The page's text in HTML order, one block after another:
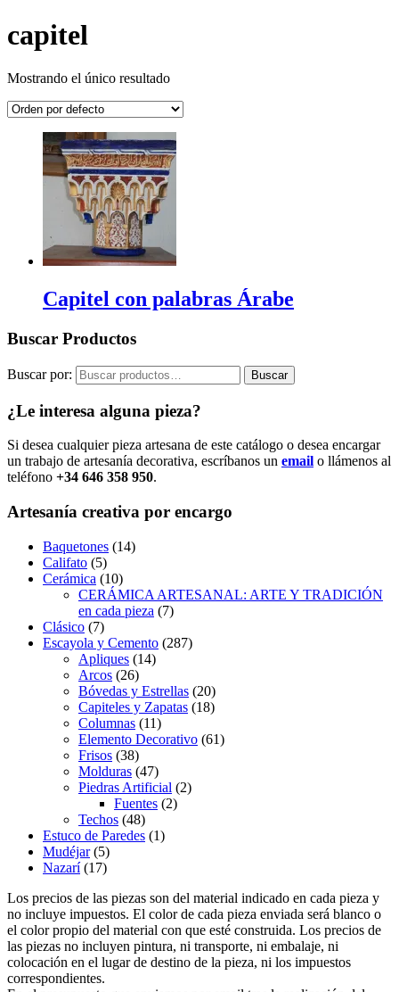
capitel
Mostrando el único resultado
Capitel con palabras Árabe
Buscar Productos
Buscar por: Buscar
¿Le interesa alguna pieza?
Si desea cualquier pieza artesana de este catálogo o desea encargar
un trabajo de artesanía decorativa, escríbanos un email o llámenos al
teléfono +34 646 358 950.
Artesanía creativa por encargo
Baquetones (14)
Califato (5)
Cerámica (10)
CERÁMICA ARTESANAL: ARTE Y TRADICIÓN
en cada pieza (7)
Clásico (7)
Escayola y Cemento (287)
Apliques (14)
Arcos (26)
Bóvedas y Estrellas (20)
Capiteles y Zapatas (18)
Columnas (11)
Elemento Decorativo (61)
Frisos (38)
Molduras (47)
Piedras Artificial (2)
Fuentes (2)
Techos (48)
Estuco de Paredes (1)
Mudéjar (5)
Nazarí (17)
Los precios de las piezas son del material indicado en cada pieza y
no incluye impuestos. El color de cada pieza enviada será blanco o
el color propio del material con que esté construida. Los precios de
las piezas no incluyen pintura, ni transporte, ni embalaje, ni
colocación en el lugar de destino de la pieza, ni los impuestos
correspondientes.